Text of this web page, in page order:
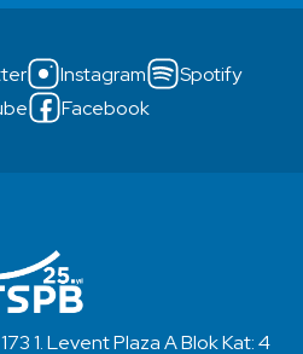
Instagram
Spotify
Facebook
1. Levent Plaza A Blok Kat: 4